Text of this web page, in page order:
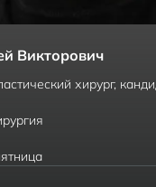
Викторович
хирург,